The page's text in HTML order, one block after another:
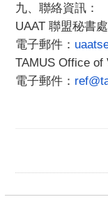
九、聯絡資訊：
UAAT 聯盟秘書處
電子郵件：
TAMUS Office of
電子郵件：